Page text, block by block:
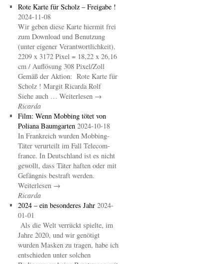
Rote Karte für Scholz – Freigabe !
2024-11-08
Wir geben diese Karte hiermit frei
zum Download und Benutzung
(unter eigener Verantwortlichkeit).
2209 x 3172 Pixel = 18,22 x 26,16
cm / Auflösung 308 Pixel/Zoll
Gemäß der Aktion: Rote Karte für
Scholz ! Margit Ricarda Rolf
Siehe auch … Weiterlesen →
Ricarda
Film: Wenn Mobbing tötet von
Poliana Baumgarten 2024-10-18
In Frankreich wurden Mobbing-
Täter verurteilt im Fall Telecom-
france. In Deutschland ist es nicht
gewollt, dass Täter haften oder mit
Gefängnis bestraft werden.
Weiterlesen →
Ricarda
2024 – ein besonderes Jahr 2024-
01-01
Als die Welt verrückt spielte, im
Jahre 2020, und wir genötigt
wurden Masken zu tragen, habe ich
entschieden unter solchen